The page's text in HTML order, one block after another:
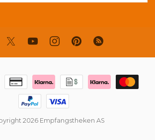
2026 Empfangstheken AS